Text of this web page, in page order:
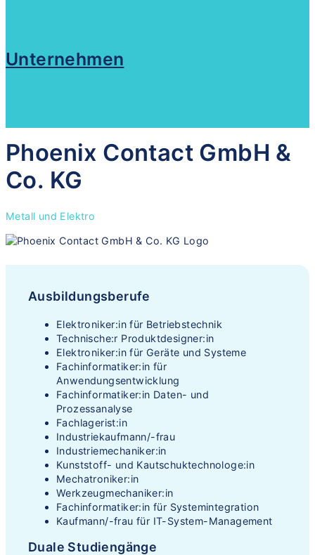
Unternehmen
Phoenix Contact GmbH &
Co. KG
Metall und Elektro
Ausbildungsberufe
Elektroniker:in für Betriebstechnik
Technische:r Produktdesigner:in
Elektroniker:in für Geräte und Systeme
Fachinformatiker:in für
Anwendungsentwicklung
Fachinformatiker:in Daten- und
Prozessanalyse
Fachlagerist:in
Industriekaufmann/-frau
Industriemechaniker:in
Kunststoff- und Kautschuktechnologe:in
Mechatroniker:in
Werkzeugmechaniker:in
Fachinformatiker:in für Systemintegration
Kaufmann/-frau für IT-System-Management
Duale Studiengänge